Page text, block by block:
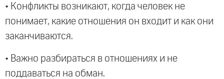
• Конфликты возникают, когда человек не
понимает, какие отношения он входит и как они
заканчиваются.
• Важно разбираться в отношениях и не
поддаваться на обман.